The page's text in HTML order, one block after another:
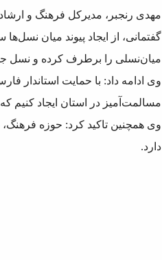
مهدی رنجبر، مدیرکل فرهنگ و
گفتمانی، از ایجاد پیوند میان
میان‌نسلی را برطرف کرده و نسل
وی ادامه داد: با حمایت استاندار
مسالمت‌آمیز در استان ایجاد کنیم
وی همچنین تاکید کرد: حوزه
دارد.